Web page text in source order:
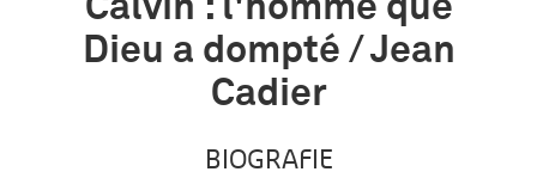
Calvin : l'homme que
Dieu a dompté / Jean
Cadier
BIOGRAFIE